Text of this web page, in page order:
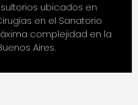
ubicados en
en el Sanatorio
complejidad en la
Aires.